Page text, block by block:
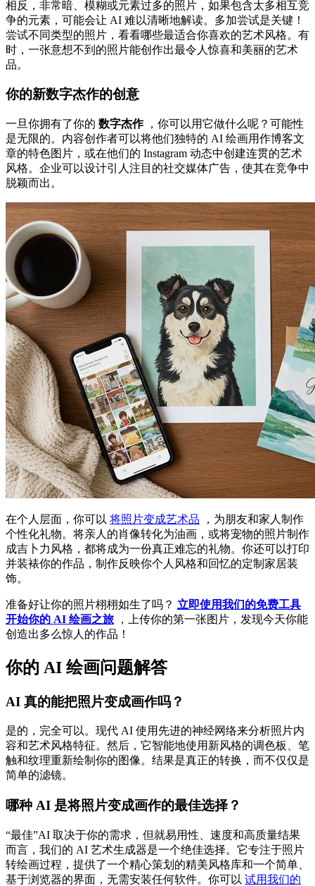
相反，非常暗、模糊或元素过多的照片，如果包含太多相互竞
争的元素，可能会让 AI 难以清晰地解读。多加尝试是关键！
尝试不同类型的照片，看看哪些最适合你喜欢的艺术风格。有
时，一张意想不到的照片能创作出最令人惊喜和美丽的艺术
品。
你的新数字杰作的创意
一旦你拥有了你的 数字杰作，你可以用它做什么呢？可能性
是无限的。内容创作者可以将他们独特的 AI 绘画用作博客文
章的特色图片，或在他们的 Instagram 动态中创建连贯的艺术
风格。企业可以设计引人注目的社交媒体广告，使其在竞争中
脱颖而出。
在个人层面，你可以 将照片变成艺术品 ，为朋友和家人制作
个性化礼物。将亲人的肖像转化为油画，或将宠物的照片制作
成吉卜力风格，都将成为一份真正难忘的礼物。你还可以打印
并装裱你的作品，制作反映你个人风格和回忆的定制家居装
饰。
准备好让你的照片栩栩如生了吗？ 立即使用我们的免费工具
开始你的 AI 绘画之旅 ，上传你的第一张图片，发现今天你能
创造出多么惊人的作品！
你的 AI 绘画问题解答
AI 真的能把照片变成画作吗？
是的，完全可以。现代 AI 使用先进的神经网络来分析照片内
容和艺术风格特征。然后，它智能地使用新风格的调色板、笔
触和纹理重新绘制你的图像。结果是真正的转换，而不仅仅是
简单的滤镜。
哪种 AI 是将照片变成画作的最佳选择？
“最佳”AI 取决于你的需求，但就易用性、速度和高质量结果
而言，我们的 AI 艺术生成器是一个绝佳选择。它专注于照片
转绘画过程，提供了一个精心策划的精美风格库和一个简单、
基于浏览器的界面，无需安装任何软件。你可以 试用我们的